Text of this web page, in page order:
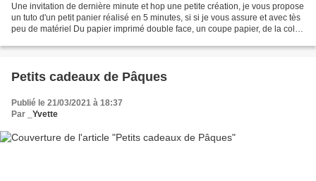
Une invitation de dernière minute et hop une petite création, je vous propose
un tuto d'un petit panier réalisé en 5 minutes, si si je vous assure et avec tès
peu de matériel Du papier imprimé double face, un coupe papier, de la colle,
Petits cadeaux de Pâques
Publié le 21/03/2021 à 18:37
Par
_Yvette